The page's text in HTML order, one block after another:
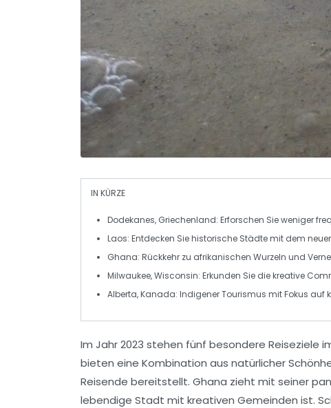
IN KÜRZE
Dodekanes, Griechenland: Erforschen Sie weniger
Laos: Entdecken Siehistorische Städtemit dem
Ghana: Rückkehr zu afrikanischen Wurzeln und
Milwaukee, Wisconsin: Erkunden Sie diekreative
Alberta, Kanada: IndigenerTourismus mit Fokus auf
Im Jahr 2023 stehen fünf besondere Reiseziele
bieten eine Kombination aus natürlicher
Reisende bereitstellt. Ghana zieht mit seiner
lebendige Stadt mit kreativen Gemeinden ist.